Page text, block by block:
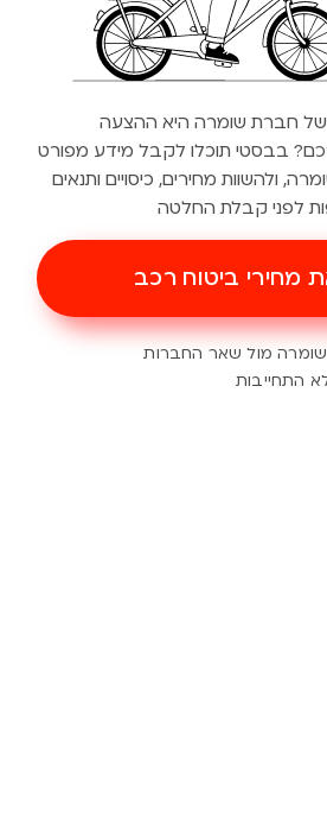
של חברת שומרה היא ההצעה
בבסטי תוכלו לקבל מידע מפורט
ולהשוות מחירים, כיסויים ותנאים
לפני קבלת החלטה
מחירי ביטוח רכב
מול שאר החברות
התחייבות